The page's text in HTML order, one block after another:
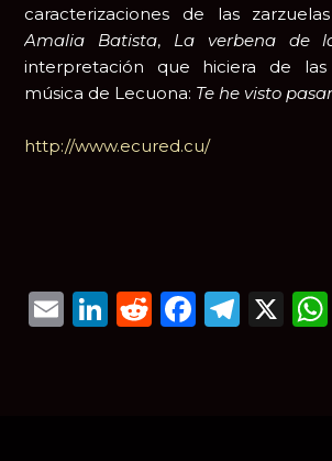
caracterizaciones de las zarzuelas
Amalia Batista, La verbena de
interpretación que hiciera de
música de Lecuona: Te he visto
http://www.ecured.cu/
Email
LinkedIn
Reddit X